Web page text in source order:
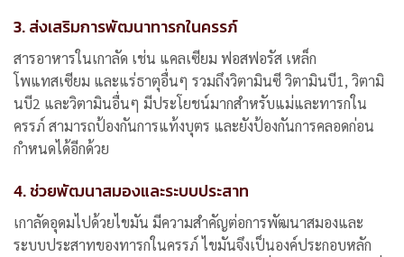
3. ส่งเสริมการพัฒนาทารกในครรภ์
สารอาหารในเกาลัด เช่น แคลเซียม ฟอสฟอรัส เหล็ก
โพแทสเซียม และแร่ธาตุอื่นๆ รวมถึงวิตามินซี วิตามินบี1, วิตามิ
นบี2 และวิตามินอื่นๆ มีประโยชน์มากสำหรับแม่และทารกใน
ครรภ์ สามารถป้องกันการแท้งบุตร และยังป้องกันการคลอดก่อน
กำหนดได้อีกด้วย
4. ช่วยพัฒนาสมองและระบบประสาท
เกาลัดอุดมไปด้วยไขมัน มีความสำคัญต่อการพัฒนาสมองและ
ระบบประสาทของทารกในครรภ์ ไขมันจึงเป็นองค์ประกอบหลัก